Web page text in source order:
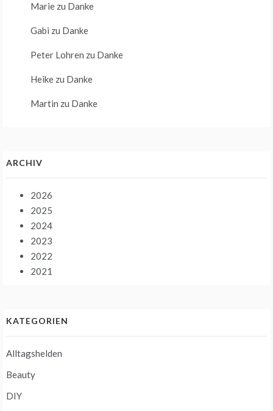
Marie zu Danke
Gabi zu Danke
Peter Lohren zu Danke
Heike zu Danke
Martin zu Danke
ARCHIV
2026
2025
2024
2023
2022
2021
KATEGORIEN
Alltagshelden
Beauty
DIY